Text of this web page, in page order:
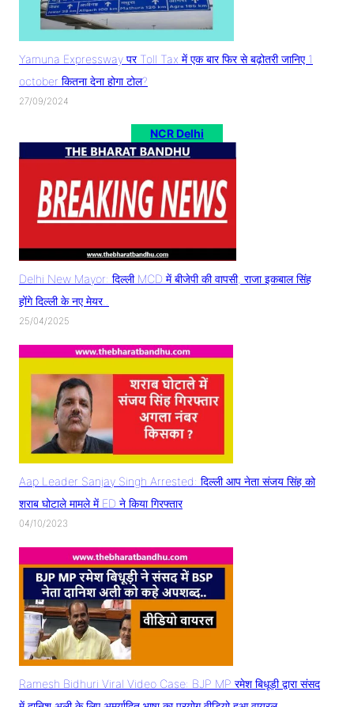
Yamuna Expressway पर Toll Tax में एक बार फिर से बढ़ोतरी जानिए 1
october कितना देना होगा टोल?
27/09/2024
NCR Delhi
Delhi New Mayor: दिल्ली MCD में बीजेपी की वापसी, राजा इकबाल सिंह
होंगे दिल्ली के नए मेयर..
25/04/2025
Aap Leader Sanjay Singh Arrested: दिल्ली आप नेता संजय सिंह को
शराब घोटाले मामले में ED ने किया गिरफ्तार
04/10/2023
Ramesh Bidhuri Viral Video Case: BJP MP रमेश बिधूड़ी द्वारा संसद